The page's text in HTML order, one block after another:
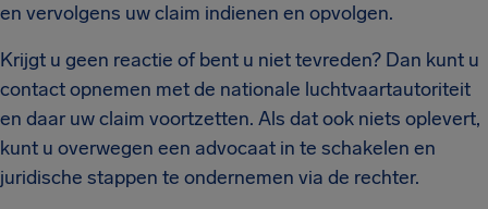
en vervolgens uw claim indienen en opvolgen.
Krijgt u geen reactie of bent u niet tevreden? Dan kunt u
contact opnemen met de nationale luchtvaartautoriteit
en daar uw claim voortzetten. Als dat ook niets oplevert,
kunt u overwegen een advocaat in te schakelen en
juridische stappen te ondernemen via de rechter.